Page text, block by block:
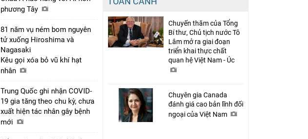
Facebook
phương Tây
81 năm vụ ném bom nguyên
tử xuống Hiroshima và
Nagasaki
Kêu gọi xóa bỏ vũ khí hạt
nhân
Trung Quốc ghi nhận COVID-
19 gia tăng theo chu kỳ, chưa
xuất hiện tác nhân gây bệnh
mới
Chuyến thăm của Tổng
Bí thư, Chủ tịch nước Tô
Lâm mở ra giai đoạn
triển khai thực chất
quan hệ Việt Nam - Úc
Chuyên gia Canada
đánh giá cao bản lĩnh đối
ngoại của Việt Nam